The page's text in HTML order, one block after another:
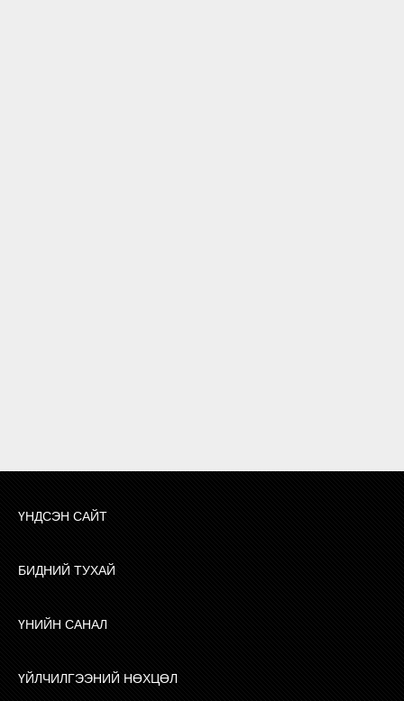
ҮНДСЭН САЙТ
БИДНИЙ ТУХАЙ
ҮНИЙН САНАЛ
ҮЙЛЧИЛГЭЭНИЙ НӨХЦӨЛ